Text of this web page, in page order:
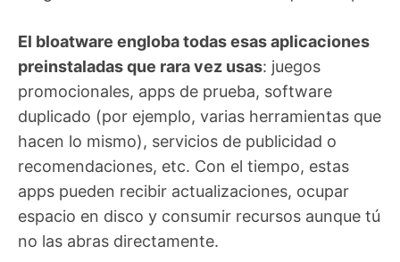
El bloatware engloba todas esas aplicaciones
preinstaladas que rara vez usas: juegos
promocionales, apps de prueba, software
duplicado (por ejemplo, varias herramientas que
hacen lo mismo), servicios de publicidad o
recomendaciones, etc. Con el tiempo, estas
apps pueden recibir actualizaciones, ocupar
espacio en disco y consumir recursos aunque tú
no las abras directamente.